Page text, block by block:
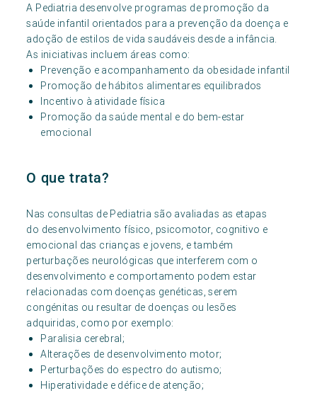
A Pediatria desenvolve programas de promoção da
saúde infantil orientados para a prevenção da doença e
adoção de estilos de vida saudáveis desde a infância.
As iniciativas incluem áreas como:
Prevenção e acompanhamento da obesidade infantil
Promoção de hábitos alimentares equilibrados
Incentivo à atividade física
Promoção da saúde mental e do bem-estar
emocional
O que trata?
Nas consultas de Pediatria são avaliadas as etapas
do desenvolvimento físico, psicomotor, cognitivo e
emocional das crianças e jovens, e também
perturbações neurológicas que interferem com o
desenvolvimento e comportamento podem estar
relacionadas com doenças genéticas, serem
congénitas ou resultar de doenças ou lesões
adquiridas, como por exemplo:
Paralisia cerebral;
Alterações de desenvolvimento motor;
Perturbações do espectro do autismo;
Hiperatividade e défice de atenção;